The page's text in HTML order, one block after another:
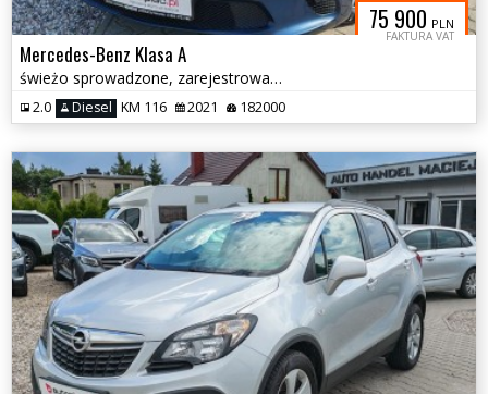
75 900 PLN
FAKTURA VAT
Mercedes-Benz Klasa A
świeżo sprowadzone, zarejestrowane
2.0 Diesel KM 116 2021 182000